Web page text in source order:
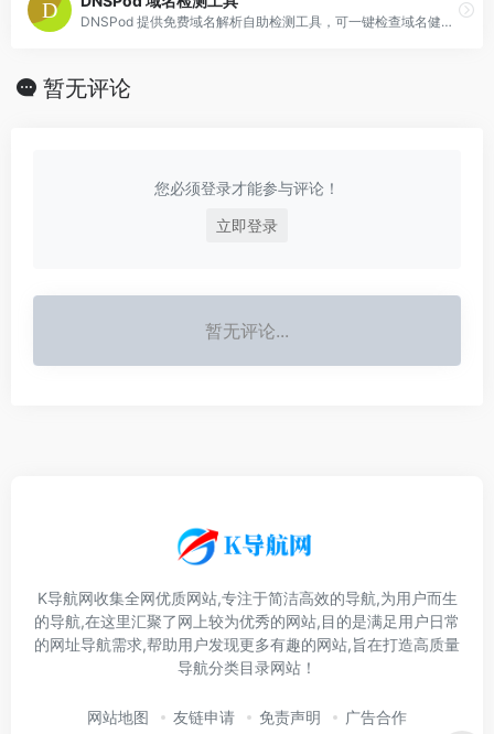
DNSPod 提供免费域名解析自助检测工具，可一键检查域名健康状态、网站可用性。
暂无评论
您必须登录才能参与评论！
立即登录
暂无评论...
K导航网收集全网优质网站,专注于简洁高效的导航,为用户而生
的导航,在这里汇聚了网上较为优秀的网站,目的是满足用户日常
的网址导航需求,帮助用户发现更多有趣的网站,旨在打造高质量
导航分类目录网站！
网站地图 友链申请 免责声明 广告合作